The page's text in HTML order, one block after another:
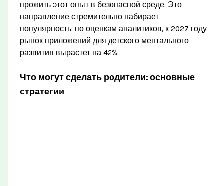
прожить этот опыт в безопасной среде. Это
направление стремительно набирает
популярность: по оценкам аналитиков, к 2027 году
рынок приложений для детского ментального
развития вырастет на 42%.
Что могут сделать родители: основные
стратегии